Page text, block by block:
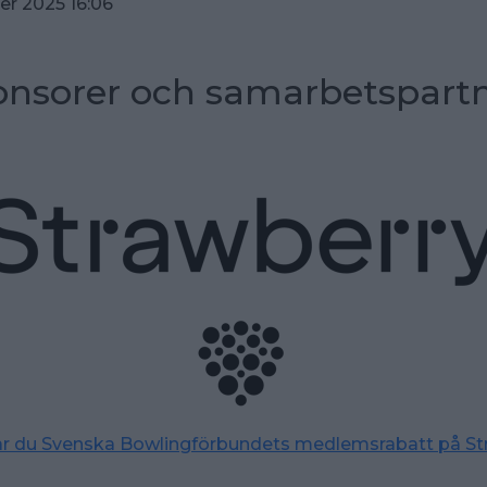
och
du Svenska Bowlingförbundets medlemsrabatt på